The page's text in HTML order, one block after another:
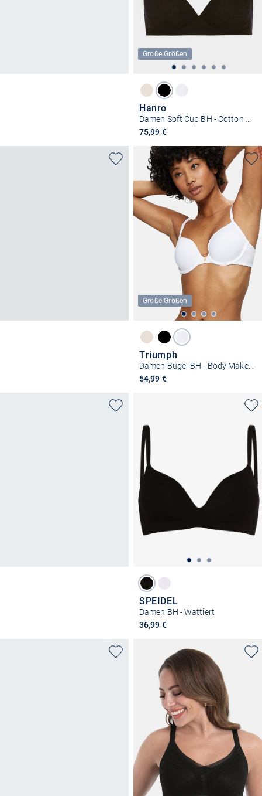
Große Größen
Hanro
75,99 €
Große Größen
Triumph
Damen Bügel-BH - Body Make-Up Essentials WHP
54,99 €
SPEIDEL
Damen BH - Wattiert
36,99 €